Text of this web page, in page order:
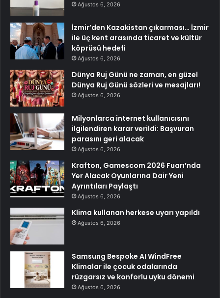
Ağustos 6, 2026
İzmir’den Kazakistan çıkarması… İzmir
ile üç kent arasında ticaret ve kültür
köprüsü hedefi
Ağustos 6, 2026
Dünya Ruj Günü ne zaman, en güzel
Dünya Ruj Günü sözleri ve mesajları!
Ağustos 6, 2026
Milyonlarca internet kullanıcısını
ilgilendiren karar verildi: Başvuran
parasını geri alacak
Ağustos 6, 2026
Krafton, Gamescom 2026 Fuarı’nda
Yer Alacak Oyunlarına Dair Yeni
Ayrıntıları Paylaştı
Ağustos 6, 2026
Klima kullanan herkese uyarı yapıldı
Ağustos 6, 2026
Samsung Bespoke AI WindFree
Klimalar ile çocuk odalarında
rüzgarsız ve konforlu uyku dönemi
Ağustos 6, 2026